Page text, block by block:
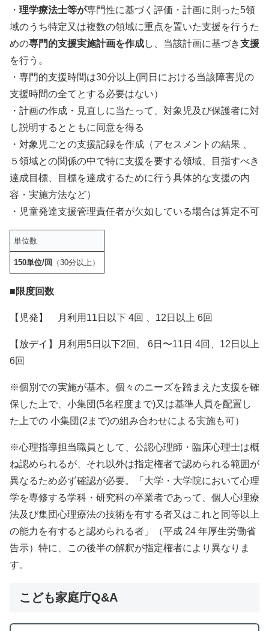
・ 理学療法士等が専門性に基づく評価・計画に則った5領
域のうち特定又は複数の領域に重点を置いた支援を行うた
めの専門的支援実施計画を作成し、当該計画に基づき支援
を行う。
・専門的支援時間は30分以上(同日における当該障害児の
支援時間の全てとする必要はない）
・計画の作成・見直しに当たって、対象児及び保護者に対
し説明するとともに同意を得る
・対象児ごとの支援記録を作成（アセスメントの結果 、
５領域との関係の中で特に支援を要する領域、目指すべき
達成目標、目標を達成するために行う具体的な支援の内
容・実施方法など）
・児童発達支援管理責任者が欠如している場合は算定不可
単位数
150単位/回 （30分以上）
■限度回数
【児発】 月利用11日以下 4回 、12日以上 6回
【放デイ】月利用5日以下2回、 6日〜11日 4回、12日以上
6回
※個別での実施が基本。個々のニーズを踏まえた支援を確
保した上で、小集団(5名程度まで)又は基準人員を配置し
た上での 小集団(2まで)の組み合わせによる実施も可）
※心理指導担当職員として、公認心理師・臨床心理士は概
ね認められるが、それ以外は指定権者で認められる範囲が
異なるため必ず確認が必要。「大学・大学院において心理
学を専修する学科・研究科の卒業者であって、個人心理療
法及び集団心理療法の技術を有する者又はこれと同等以上
の能力を有すると認められる者」（平成 24 年厚生労働省
告示）特に、この後半の解釈が指定権者により異なりま
す。
こども家庭庁Q&A